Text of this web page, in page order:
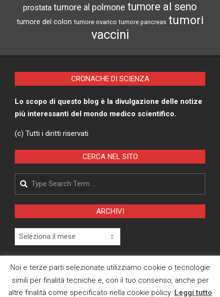
prostata tumore al polmone tumore al seno
tumore del colon tumore ovarico tumore pancreas tumori
vaccini
CRONACHE DI SCIENZA
Lo scopo di questo blog è la divulgazione delle notize
più interessanti del mondo medico scientifico.
(c) Tutti i diritti riservati
CERCA NEL SITO
Search
ARCHIVI
Archivi
Modifica consenso cookies
Noi e terze parti selezionate utilizziamo cookie o tecnologie
simili per finalità tecniche e, con il tuo consenso, anche per
altre finalità come specificato nella cookie policy. Leggi tutto